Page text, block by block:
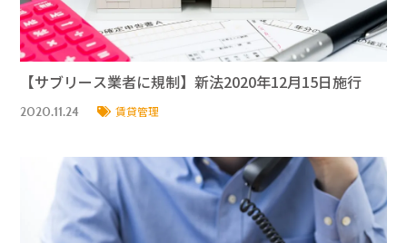
【サブリース業者に規制】新法2020年12月15日施行
2020.11.24 賃貸管理